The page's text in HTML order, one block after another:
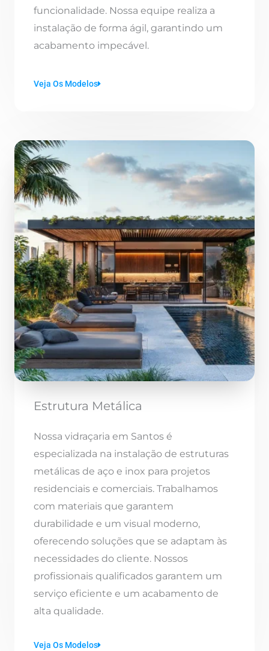
funcionalidade. Nossa equipe realiza a
instalação de forma ágil, garantindo um
acabamento impecável.
Veja Os Modelos
Estrutura Metálica
Nossa vidraçaria em Santos é
especializada na instalação de estruturas
metálicas de aço e inox para projetos
residenciais e comerciais. Trabalhamos
com materiais que garantem
durabilidade e um visual moderno,
oferecendo soluções que se adaptam às
necessidades do cliente. Nossos
profissionais qualificados garantem um
serviço eficiente e um acabamento de
alta qualidade.
Veja Os Modelos